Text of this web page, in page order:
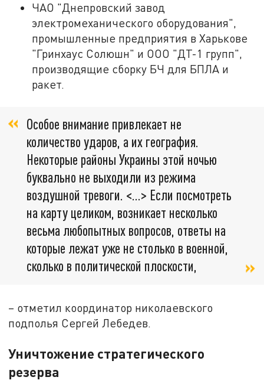
ЧАО "Днепровский завод
электромеханического оборудования",
промышленные предприятия в Харькове
"Гринхаус Солюшн" и ООО "ДТ-1 групп",
производящие сборку БЧ для БПЛА и
ракет.
Особое внимание привлекает не
количество ударов, а их география.
Некоторые районы Украины этой ночью
буквально не выходили из режима
воздушной тревоги. <…> Если посмотреть
на карту целиком, возникает несколько
весьма любопытных вопросов, ответы на
которые лежат уже не столько в военной,
сколько в политической плоскости,
– отметил координатор николаевского
подполья Сергей Лебедев.
Уничтожение стратегического
резерва